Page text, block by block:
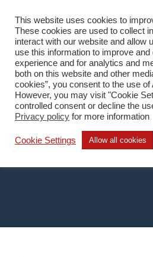
Home / Czym się zajmujemy /
Pedab Finance
This website uses cookies to
These cookies are used to collect
interact with our website and allow
use this information to improve
experience and for analytics and
both on this website and other
cookies”, you consent to the use of
However, you may visit "Cookie
controlled consent or decline the
Privacy policy for more information
Cookie Settings Allow all cookies